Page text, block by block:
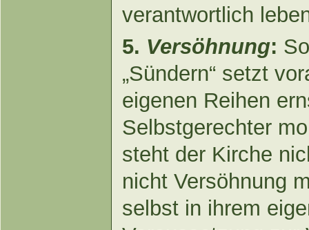
verantwortlich
5. Versöhnung:
„Sündern“ setzt
eigenen Reihen
Selbstgerechter
steht der Kirche
nicht Versöhnung
selbst in ihrem